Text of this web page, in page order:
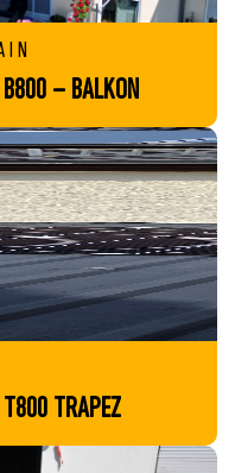
B800 – BALKON
T800 TRAPEZ